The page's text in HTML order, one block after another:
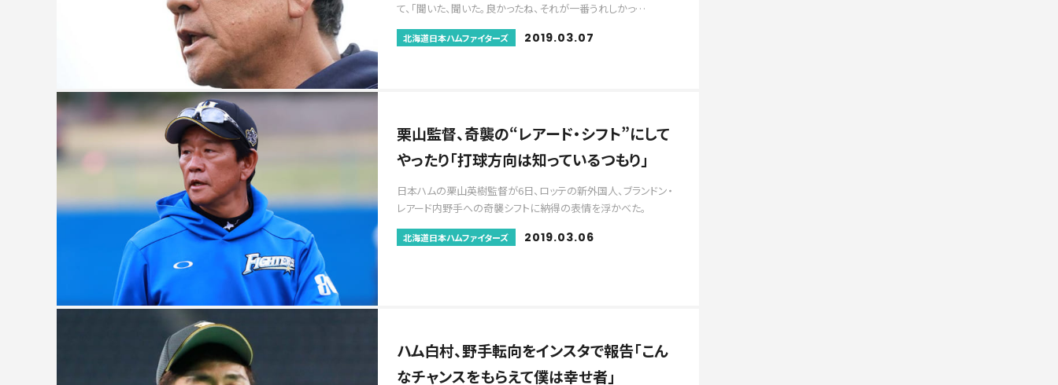
て、「聞いた、聞いた。良かったね、それが一番うれしかっ…
北海道日本ハムファイターズ 2019.03.07
栗山監督、奇襲の“レアード・シフト”にして
やったり「打球方向は知っているつもり」
日本ハムの栗山英樹監督が6日、ロッテの新外国人、ブランドン・
レアード内野手への奇襲シフトに納得の表情を浮かべた。
北海道日本ハムファイターズ 2019.03.06
ハム白村、野手転向をインスタで報告「こん
なチャンスをもらえて僕は幸せ者」